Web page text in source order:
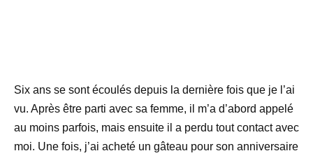
Six ans se sont écoulés depuis la dernière fois que je l’ai
vu. Après être parti avec sa femme, il m’a d’abord appelé
au moins parfois, mais ensuite il a perdu tout contact avec
moi. Une fois, j’ai acheté un gâteau pour son anniversaire